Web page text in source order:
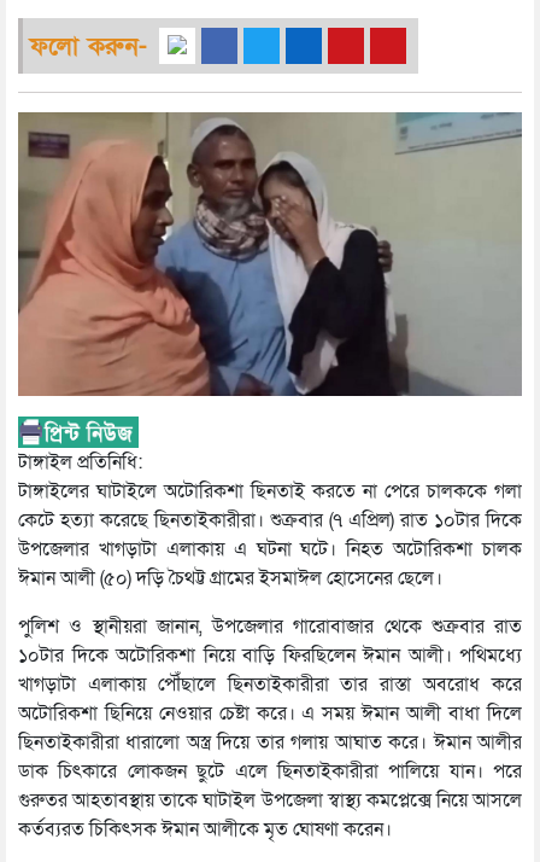
ফলো করুন-
টাঙ্গাইল প্রতিনিধি:
টাঙ্গাইলের ঘাটাইলে অটোরিকশা ছিনতাই করতে না পেরে চালককে গলা‌
কে‌টে হত্যা ক‌রে‌ছে ছিনতাইকারীরা। শুক্রবার (৭ এ‌প্রিল) রাত ১০টার দি‌কে
উপজেলার খাগড়াটা এলাকায় এ ঘটনা ঘটে। নিহত অ‌টো‌রিকশা চালক
ঈমান আলী (৫০) দড়ি চৈথট্ট গ্রামের ইসমাঈল হোসেনের ছেলে।
পুলিশ ও স্থানীয়রা জানান, উপজেলার গারোবাজার থেকে শুক্রবার রাত
১০টার দিকে অটোরিকশা নিয়ে বাড়ি ফিরছিলেন ঈমান আলী। পথিমধ্যে
খাগড়াটা এলাকায় পৌঁছালে ছিনতাইকারীরা তার রাস্তা অবরোধ করে
অটোরিকশা ছিনিয়ে নেওয়ার চেষ্টা করে। এ সময় ঈমান আলী বাধা দিলে
ছিনতাইকারীরা ধারালো অস্ত্র দিয়ে তার গলায় আঘাত করে। ঈমান আলীর
ডাক চিৎকারে লোকজন ছুটে এলে ছিনতাইকারীরা পালিয়ে যান। পরে
গুরুতর আহতাবস্থায় তাকে ঘাটাইল উপজেলা স্বাস্থ্য কমপ্লেক্সে নিয়ে আসলে
কর্তব্যরত চিকিৎসক ঈমান আলীকে মৃত ঘোষণা করেন।